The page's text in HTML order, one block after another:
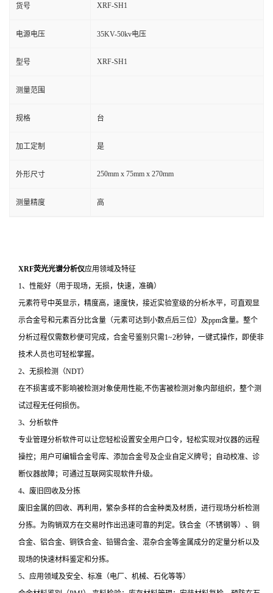
货号 XRF-SH1
电源电压 35KV-50kv电压
型号 XRF-SH1
测量范围
规格 台
加工定制 是
外形尺寸 250mm x 75mm x 270mm
测量精度 高
XRF荧光光谱分析仪应用领域及特征
1、性能好（用于现场，无损，快速，准确）
元素符号中英显示，精度高，速度快，接近实验室级的分析水平，可直观显
示合金号和元素百分比含量（元素可达到小数点后三位）及ppm含量。整个
分析过程仅需数秒便可完成，合金号鉴别只需1~2秒钟，一键式操作，即使非
技术人员也可轻松掌握。
2、无损检测（NDT）
在不损害或不影响被检测对象使用性能,不伤害被检测对象内部组织，整个测
试过程无任何损伤。
3、分析软件
专业管理分析软件可以让您轻松设置安全用户口令，轻松实现对仪器的远程
操控；用户可编辑合金号库、添加合金号及企业自定义牌号；自动校准、诊
断仪器故障；可通过互联网实现软件升级。
4、废旧回收及分拣
废旧金属的回收、再利用，繁杂多样的合金种类及材质，进行现场分析检测
分拣。为购销双方在交易时作出迅速可靠的判定。铁合金（不锈钢等）、铜
合金、铝合金、铜铁合金、铅锡合金、混杂合金等金属成分的定量分析以及
现场的快速材料鉴定和分拣。
5、应用领域及安全、标准（电厂、机械、石化等等）